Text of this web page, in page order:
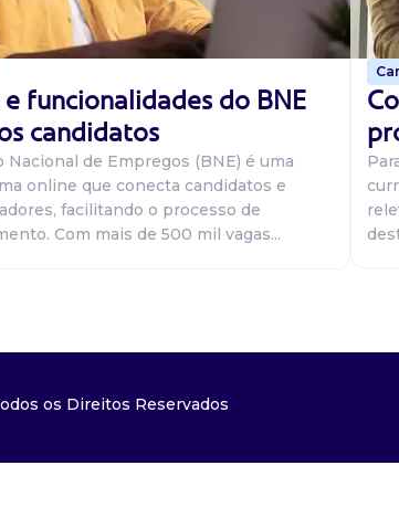
e funcionalidades do BNE
candidatos
Nacional de Empregos (BNE) é uma
online que conecta candidatos e
facilitando o processo de
Com mais de 500 mil vagas...
os Direitos Reservados